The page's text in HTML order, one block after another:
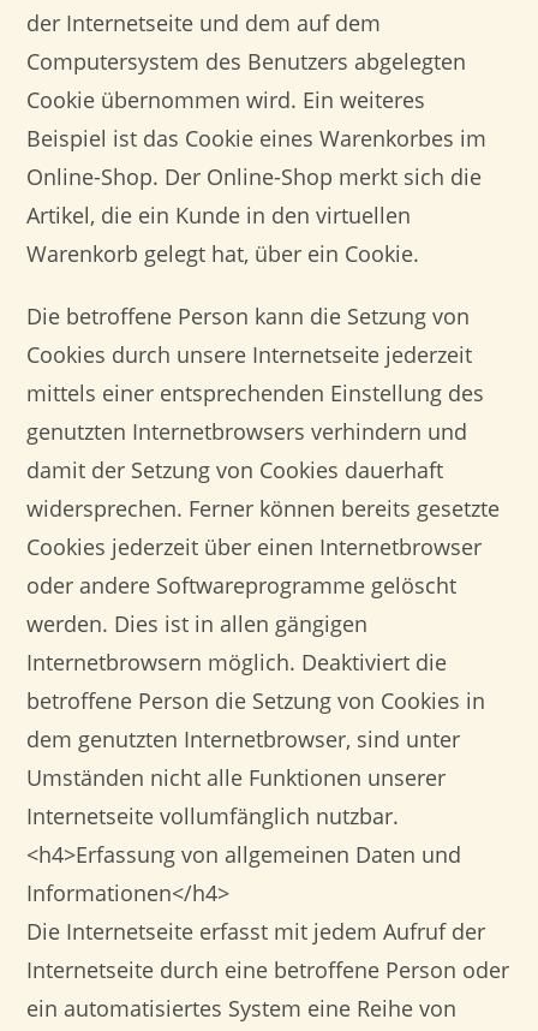
der Internetseite und dem auf dem
Computersystem des Benutzers abgelegten
Cookie übernommen wird. Ein weiteres
Beispiel ist das Cookie eines Warenkorbes im
Online-Shop. Der Online-Shop merkt sich die
Artikel, die ein Kunde in den virtuellen
Warenkorb gelegt hat, über ein Cookie.
Die betroffene Person kann die Setzung von
Cookies durch unsere Internetseite jederzeit
mittels einer entsprechenden Einstellung des
genutzten Internetbrowsers verhindern und
damit der Setzung von Cookies dauerhaft
widersprechen. Ferner können bereits gesetzte
Cookies jederzeit über einen Internetbrowser
oder andere Softwareprogramme gelöscht
werden. Dies ist in allen gängigen
Internetbrowsern möglich. Deaktiviert die
betroffene Person die Setzung von Cookies in
dem genutzten Internetbrowser, sind unter
Umständen nicht alle Funktionen unserer
Internetseite vollumfänglich nutzbar.
<h4>Erfassung von allgemeinen Daten und
Informationen</h4>
Die Internetseite erfasst mit jedem Aufruf der
Internetseite durch eine betroffene Person oder
ein automatisiertes System eine Reihe von